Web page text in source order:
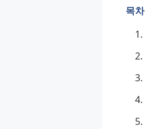
목차